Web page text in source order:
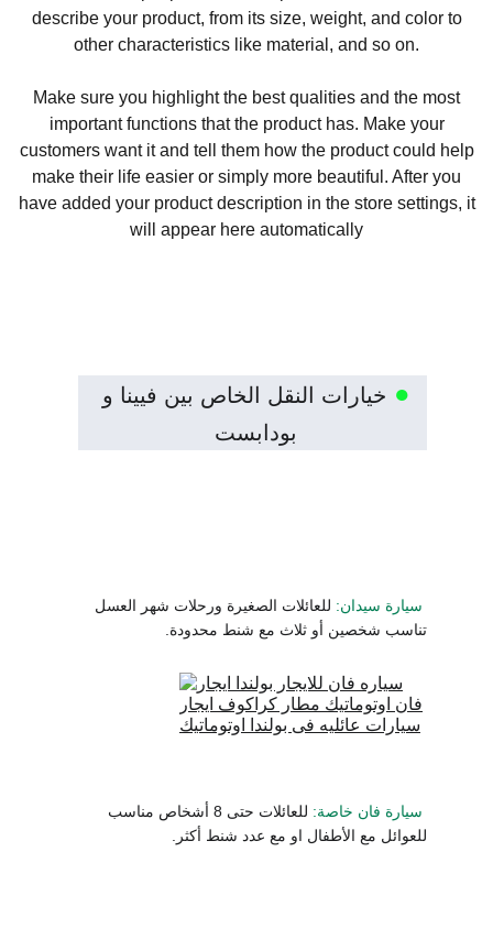
describe your product, from its size, weight, and color to
other characteristics like material, and so on.
Make sure you highlight the best qualities and the most
important functions that the product has. Make your
customers want it and tell them how the product could help
make their life easier or simply more beautiful. After you
have added your product description in the store settings, it
will appear here automatically
● خيارات النقل الخاص بين فيينا و
بودابست
سيارة سيدان: للعائلات الصغيرة ورحلات شهر العسل
تناسب شخصين أو ثلاث مع شنط محدودة.
سيارة فان خاصة:
للعائلات حتى 8 أشخاص مناسب
للعوائل مع الأطفال او مع عدد شنط أكثر.